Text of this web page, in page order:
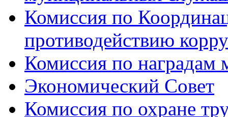
Комиссия по
противодействию
Комиссия по наградам
Экономический Совет
Комиссия по охране